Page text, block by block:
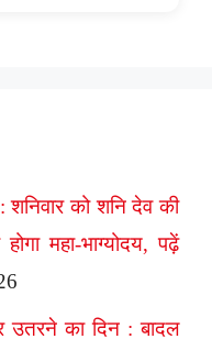
को शनि देव की
महा-भाग्योदय, पढ़ें
का दिन : बादल